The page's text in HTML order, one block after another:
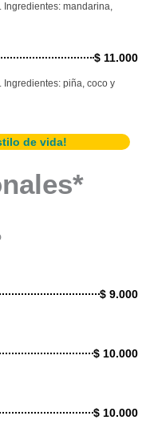
Ingredientes: mandarina,
$ 11.000
Ingredientes: piña, coco y
de vida!
$ 9.000
$ 10.000
$ 10.000